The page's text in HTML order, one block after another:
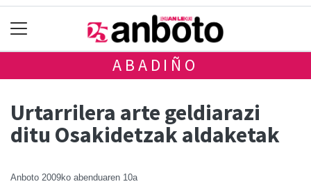
ABADIÑO
Urtarrilera arte geldiarazi
ditu Osakidetzak aldaketak
Anboto 2009ko abenduaren 10a